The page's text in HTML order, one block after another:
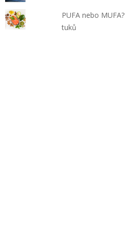
PUFA nebo
tuků